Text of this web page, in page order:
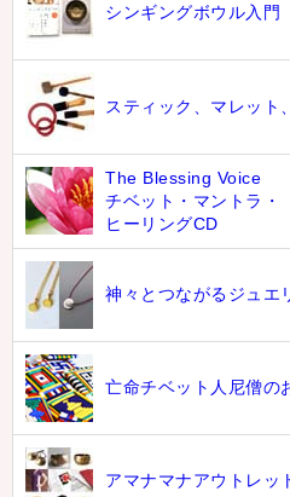
シンギングボウル入門
スティック、マレット
The Blessing Voice
チベット・マントラ・
ヒーリングCD
神々とつながるジュエ
亡命チベット人尼僧の
アマナマナアウトレッ